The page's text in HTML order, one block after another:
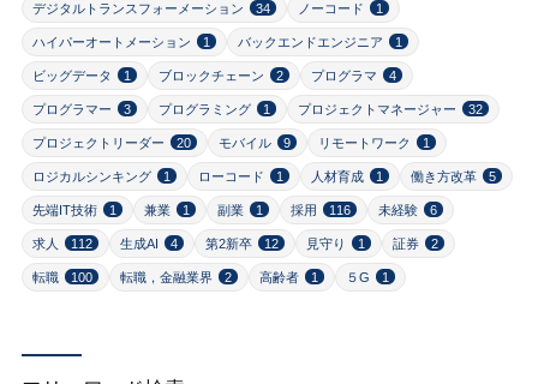
デジタルトランスフォーメーション 34 ノーコード 1
ハイパーオートメーション 1 バックエンドエンジニア 1
ビッグデータ 1 ブロックチェーン 2 プログラマ 4
プログラマー 3 プログラミング 1 プロジェクトマネージャー 32
プロジェクトリーダー 20 モバイル 9 リモートワーク 1
ロジカルシンキング 1 ローコード 1 人材育成 1 働き方改革 5
先端IT技術 1 兼業 1 副業 1 採用 116 未経験 6
求人 112 生成AI 4 第2新卒 12 見守り 1 証券 2
転職 100 転職，金融業界 2 高齢者 1 ５G 1